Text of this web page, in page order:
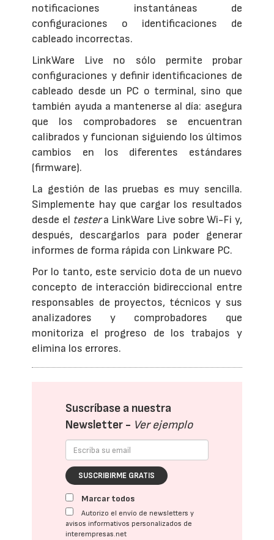
notificaciones instantáneas de
configuraciones o identificaciones de
cableado incorrectas.
LinkWare Live no sólo permite probar
configuraciones y definir identificaciones de
cableado desde un PC o terminal, sino que
también ayuda a mantenerse al día: asegura
que los comprobadores se encuentran
calibrados y funcionan siguiendo los últimos
cambios en los diferentes estándares
(firmware).
La gestión de las pruebas es muy sencilla.
Simplemente hay que cargar los resultados
desde el testera LinkWare Live sobre Wi-Fi y,
después, descargarlos para poder generar
informes de forma rápida con Linkware PC.
Por lo tanto, este servicio dota de un nuevo
concepto de interacción bidireccional entre
responsables de proyectos, técnicos y sus
analizadores y comprobadores que
monitoriza el progreso de los trabajos y
elimina los errores.
Suscríbase a nuestra
Newsletter - Ver ejemplo
SUSCRIBIRME GRATIS
Marcar todos
Autorizo el envío de newsletters y
avisos informativos personalizados de
interempresas.net